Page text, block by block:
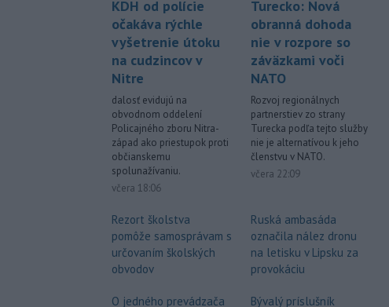
KDH od polície
očakáva rýchle
vyšetrenie útoku
na cudzincov v
Nitre
dalosť evidujú na
obvodnom oddelení
Policajného zboru Nitra-
západ ako priestupok proti
občianskemu
spolunažívaniu.
včera 18:06
Rezort školstva
pomôže samosprávam s
určovaním školských
obvodov
O jedného prevádzača
Turecko: Nová
obranná dohoda
nie v rozpore so
záväzkami voči
NATO
Rozvoj regionálnych
partnerstiev zo strany
Turecka podľa tejto služby
nie je alternatívou k jeho
členstvu v NATO.
včera 22:09
Ruská ambasáda
označila nález dronu
na letisku v Lipsku za
provokáciu
Bývalý príslušník